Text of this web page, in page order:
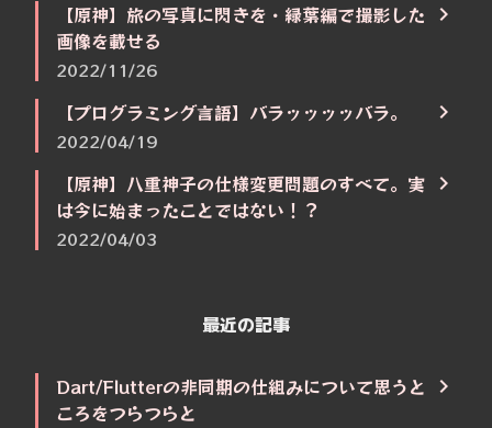
【原神】旅の写真に閃きを・緑葉編で撮影した
画像を載せる
2022/11/26
【プログラミング言語】バラッッッッバラ。
2022/04/19
【原神】八重神子の仕様変更問題のすべて。実
は今に始まったことではない！？
2022/04/03
最近の記事
Dart/Flutterの非同期の仕組みについて思うと
ころをつらつらと